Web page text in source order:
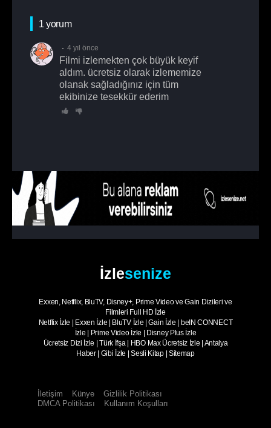
1 yorum
4 yıl önce
filmi izlemekten çok büyük keyif
aldım. ücretsiz olarak izlememize
olanak sağladığınız için tüm
ekibinize tesekkür ederim
İzlesenize
Exxen, Netflix, BluTV, Disney+, Prime Video ve Gain Dizileri ve
Filmleri Full HD İzle
Netflix İzle | Exxen İzle | BluTV İzle |Gain İzle | beIN CONNECT
İzle | Prime Video İzle | Disney Plus İzle
Ücretsiz Dizi İzle |Türk İfşa | HBO Max Ücretsiz İzle | Antalya
Haber| Gibi İzle |Sesli Kitap| Sitemap
İletişim Künye
Gizlilik Politikası
DMCA Politikası
Kullanım Koşulları